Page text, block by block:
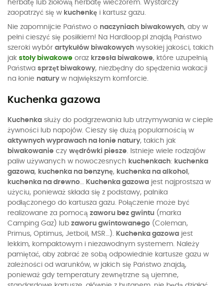
herbatę lub ziołową herbatę wieczorem. Wystarczy
zaopatrzyć się w kuchenkę i kartusz gazu.
Nie zapomnijcie Państwo o naczyniach biwakowych, aby w
pełni cieszyć się posiłkiem! Na Hardloop.pl znajdą Państwo
szeroki wybór artykułów biwakowych wysokiej jakości, takich
jak stoły biwakowe oraz krzesła biwakowe, które uzupełnią
Państwa sprzęt biwakowy, niezbędny do spędzenia wakacji
na łonie naturyw największym komforcie.
Kuchenka gazowa
Kuchenka służy do podgrzewania lub utrzymywania w cieple
żywności lub napojów. Cieszy się dużą popularnością w
aktywnych wyprawach na łonie natury, takich jak
biwakowanie czy wędrówki piesze. Istnieje wiele rodzajów
paliw używanych w nowoczesnych kuchenkach: kuchenka
gazowa, kuchenka na benzynę, kuchenka na alkohol ,
kuchenka na drewno… Kuchenka gazowa jest najprostsza w
użyciu, ponieważ składa się z podstawy, palnika
podłączonego do kartusza gazu. Połączenie może być
realizowane za pomocą zaworu bez gwintu (marka
Camping Gaz) lub zaworu gwintowanego (Coleman,
Primus, Optimus, Jetboil, MSR…). Kuchenka gazowa jest
lekkim, kompaktowym i niezawodnym systemem. Należy
pamiętać, aby zabrać ze sobą odpowiednie kartusze gazu w
zależności od warunków, w jakich się Państwo znajdą,
ponieważ gdy temperatury zewnętrzne są ujemne,